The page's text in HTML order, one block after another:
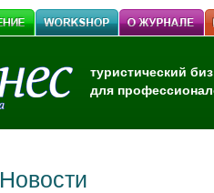
туристический
для
Новости